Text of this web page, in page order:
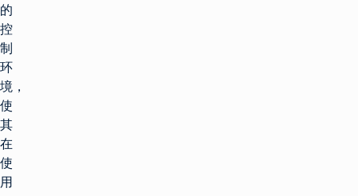
的
控
制
环
境，
使
其
在
使
用